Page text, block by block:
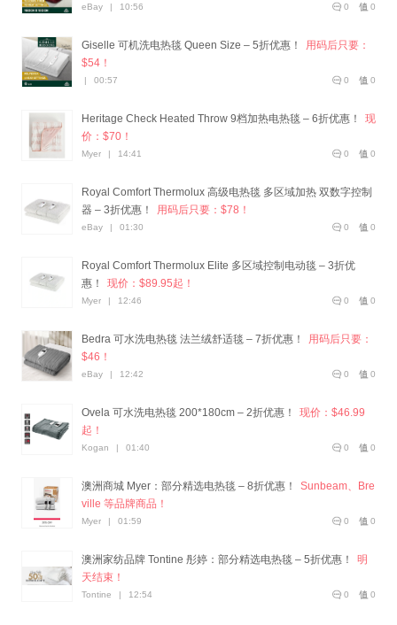
0
0
eBay | 10:56
Giselle 可机洗电热毯 Queen Size – 5折优惠！
用码后只要：
$54！
0
0
| 00:57
Heritage Check Heated Throw 9档加热电热毯 – 6折优惠！
现
价：$70！
0
0
Myer | 14:41
Royal Comfort Thermolux 高级电热毯 多区域加热 双数字控制
器 – 3折优惠！
用码后只要：$78！
0
0
eBay | 01:30
Royal Comfort Thermolux Elite 多区域控制电动毯 – 3折优
惠！
现价：$89.95起！
0
0
Myer | 12:46
Bedra 可水洗电热毯 法兰绒舒适毯 – 7折优惠！
用码后只要：
$46！
0
0
eBay | 12:42
Ovela 可水洗电热毯 200*180cm – 2折优惠！
现价：$46.99
起！
0
0
Kogan | 01:40
澳洲商城 Myer：部分精选电热毯 – 8折优惠！
Sunbeam、Bre
ville 等品牌商品！
0
0
Myer | 01:59
澳洲家纺品牌 Tontine 彤婷：部分精选电热毯 – 5折优惠！
明
天结束！
0
0
Tontine | 12:54